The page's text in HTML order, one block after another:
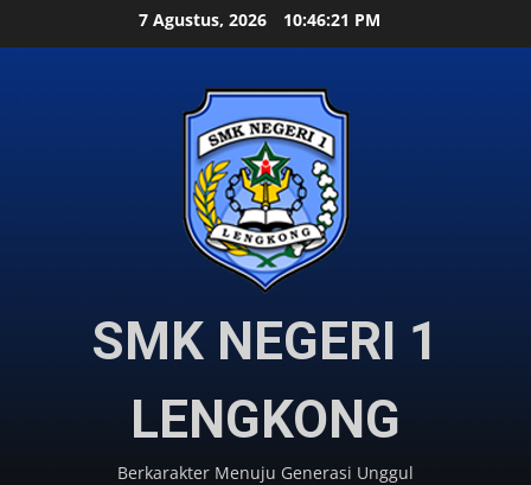
to
7 Agustus, 2026 10:46:23 PM
SMK NEGERI 1
LENGKONG
Berkarakter Menuju Generasi Unggul